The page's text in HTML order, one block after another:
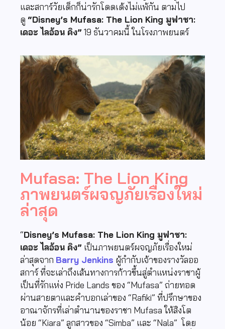
และสการ์วัยเด็กก็น่ารักโดดเด้งไม่แพ้กัน ตามไป
ดู “Disney’s Mufasa: The Lion King มูฟาซา:
เดอะ ไลอ้อน คิง” 19 ธันวาคมนี้ ในโรงภาพยนตร์
Mufasa: The Lion King
ภาพยนตร์ผจญภัยเรื่องใหม่
ล่าสุด
“Disney’s Mufasa: The Lion King มูฟาซา:
เดอะ ไลอ้อน คิง” เป็นภาพยนตร์ผจญภัยเรื่องใหม่
ล่าสุดจาก Barry Jenkins ผู้กำกับเจ้าของรางวัลออ
สการ์ ที่จะเล่าถึงเส้นทางการก้าวขึ้นสู่ตำแหน่งราชาผู้
เป็นที่รักแห่ง Pride Lands ของ “Mufasa” ถ่ายทอด
ผ่านสายตาและคำบอกเล่าของ “Rafiki” ที่ปรึกษาของ
อาณาจักรที่เล่าตำนานของราชา Mufasaให้สิงโต
น้อย “Kiara” ลูกสาวของ “Simba” และ “Nala” โดย